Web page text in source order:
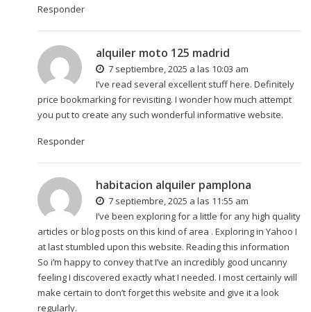
Responder
alquiler moto 125 madrid
7 septiembre, 2025 a las 10:03 am
I’ve read several excellent stuff here. Definitely
price bookmarking for revisiting. I wonder how much attempt
you put to create any such wonderful informative website.
Responder
habitacion alquiler pamplona
7 septiembre, 2025 a las 11:55 am
I’ve been exploring for a little for any high quality
articles or blog posts on this kind of area . Exploring in Yahoo I
at last stumbled upon this website. Reading this information
So i’m happy to convey that I’ve an incredibly good uncanny
feeling I discovered exactly what I needed. I most certainly will
make certain to don’t forget this website and give it a look
regularly.